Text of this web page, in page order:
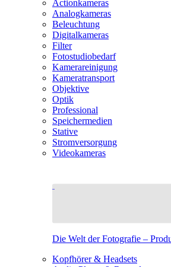
Actionkameras
Analogkameras
Beleuchtung
Digitalkameras
Filter
Fotostudiobedarf
Kamerareinigung
Kameratransport
Objektive
Optik
Professional
Speichermedien
Stative
Stromversorgung
Videokameras
Die Welt der Fotografie –
Kopfhörer & Headsets